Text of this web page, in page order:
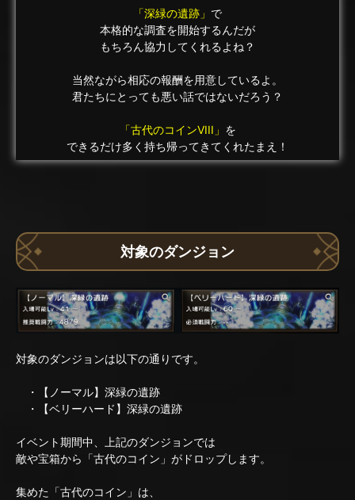
「深緑の遺跡」 で
本格的な調査を開始するんだが
もちろん協力してくれるよね？
当然ながら相応の報酬を用意しているよ。
君たちにとっても悪い話ではないだろう？
「古代のコインVIII」 を
できるだけ多く持ち帰ってきてくれたまえ！
対象のダンジョン
対象のダンジョンは以下の通りです。
・【ノーマル】深緑の遺跡
・【ベリーハード】深緑の遺跡
イベント期間中、上記のダンジョンでは
敵や宝箱から「古代のコイン」がドロップします。
集めた「古代のコイン」は、